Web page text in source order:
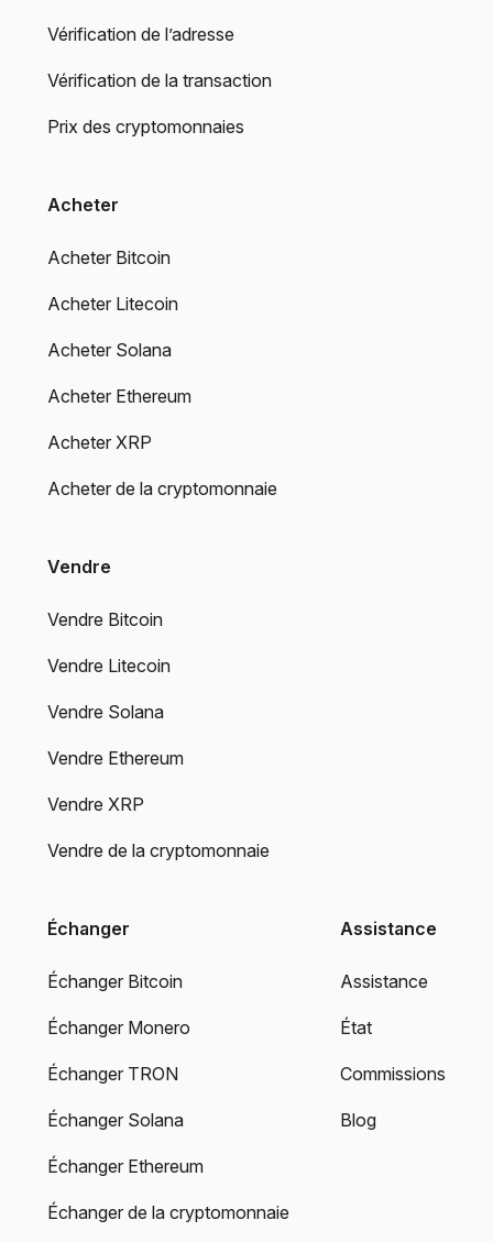
Vérification de l’adresse
Vérification de la transaction
Prix des cryptomonnaies
Acheter
Acheter Bitcoin
Acheter Litecoin
Acheter Solana
Acheter Ethereum
Acheter XRP
Acheter de la cryptomonnaie
Vendre
Vendre Bitcoin
Vendre Litecoin
Vendre Solana
Vendre Ethereum
Vendre XRP
Vendre de la cryptomonnaie
Échanger
Échanger Bitcoin
Échanger Monero
Échanger TRON
Échanger Solana
Échanger Ethereum
Échanger de la cryptomonnaie
Assistance
Assistance
État
Commissions
Blog